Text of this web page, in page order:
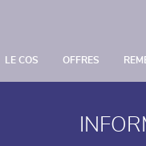
LE COS OFFRES